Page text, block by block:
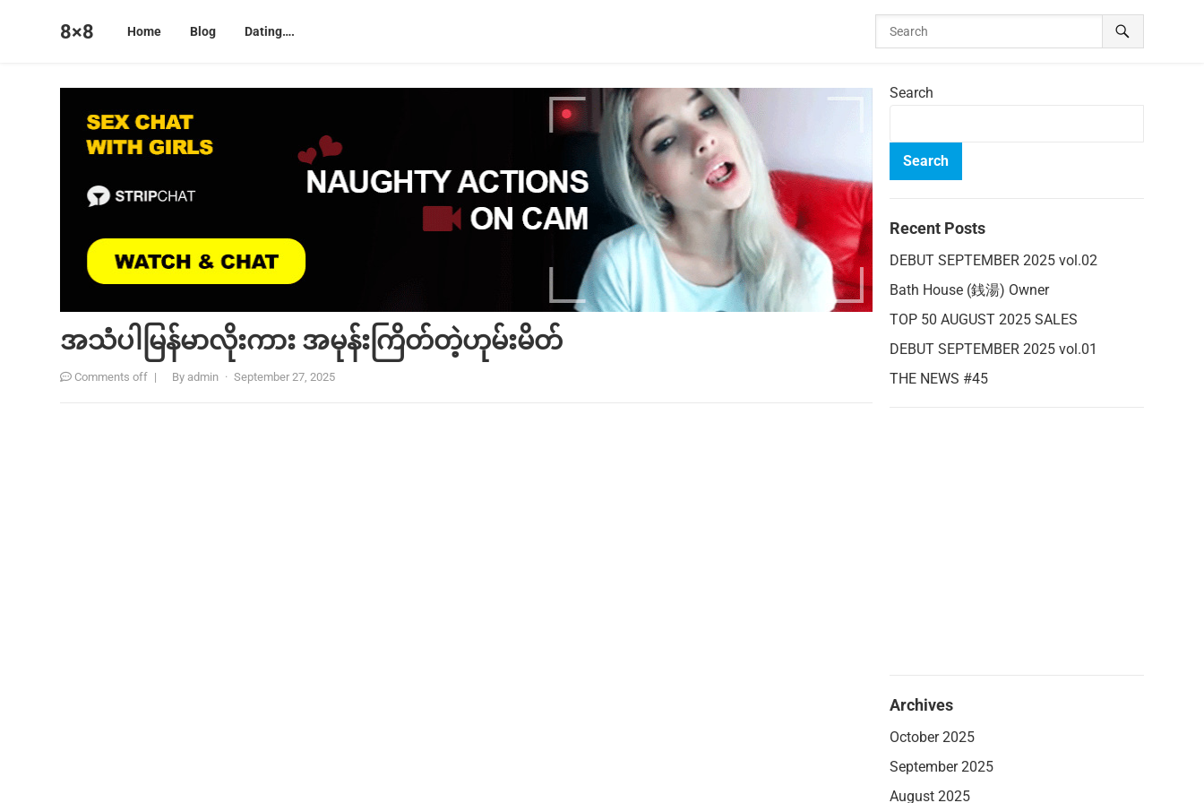
8×8 Home Blog Dating….
အသံပါမြန်မာလိုးကား အမုန်းကြိတ်တဲ့ဟုမ်းမိတ်
Comments off | Byadmin · September 27, 2025
Search
Search
Recent Posts
DEBUT SEPTEMBER 2025 vol.02
Bath House (銭湯) Owner
TOP 50 AUGUST 2025 SALES
DEBUT SEPTEMBER 2025 vol.01
THE NEWS #45
Archives
October 2025
September 2025
August 2025